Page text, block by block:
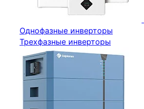
Однофазные инверторы
Трехфазные инверторы